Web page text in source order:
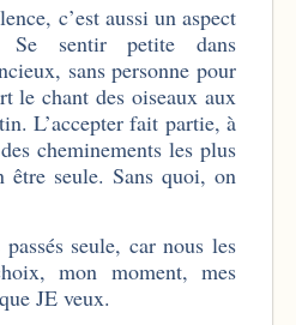
c’est aussi un aspect
sentir petite dans
sans personne pour
le chant des oiseaux aux
L’accepter fait partie, à
cheminements les plus
être seule. Sans quoi, on
seule, car nous les
mon moment, mes
JE veux.